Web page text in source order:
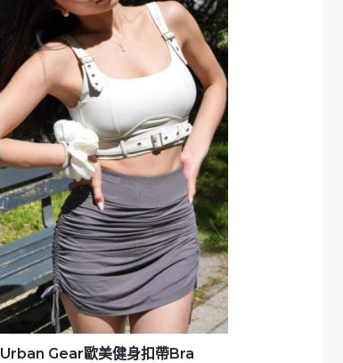
Urban Gear歐美健身扣帶Bra